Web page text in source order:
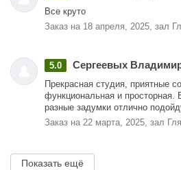
Все круто
Заказ на 18 апреля, 2025, зал
5.0 Сергеевых
Прекрасная студия, приятные
функциональная и просторная.
разные задумки отлично
Заказ на 22 марта, 2025, зал
Показать ещё